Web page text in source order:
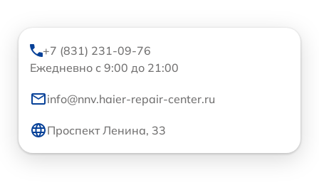
+7 (831) 231-09-76
Ежедневно с 9:00 до 21:00
info@nnv.haier-repair-center.ru
Проспект Ленина, 33